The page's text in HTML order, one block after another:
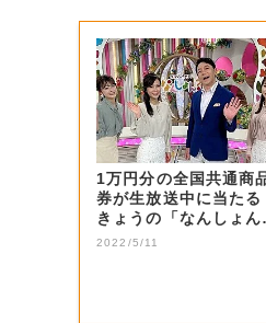
1万円分の全国共通商
券が生放送中に当たる
きょうの「なんしょん
生電話クイズ」...
2022/5/11